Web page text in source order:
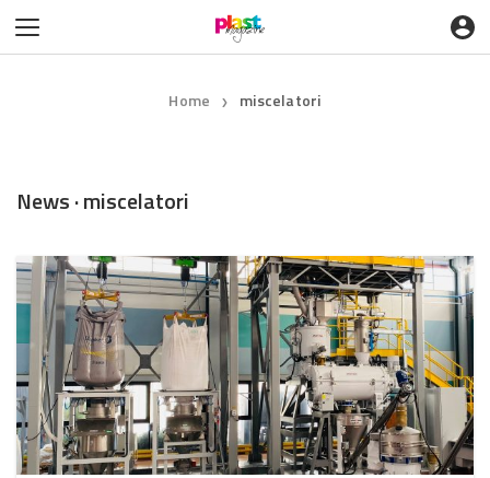
Home ❯ miscelatori
News · miscelatori